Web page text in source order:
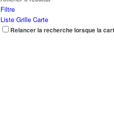
Filtre
Liste Grille Carte
Relancer la recherche lorsque la